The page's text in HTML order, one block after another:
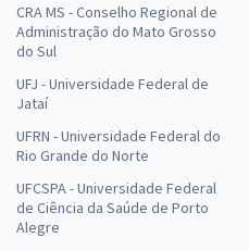
CRA MS - Conselho Regional de
Administração do Mato Grosso
do Sul
UFJ - Universidade Federal de
Jataí
UFRN - Universidade Federal do
Rio Grande do Norte
UFCSPA - Universidade Federal
de Ciência da Saúde de Porto
Alegre